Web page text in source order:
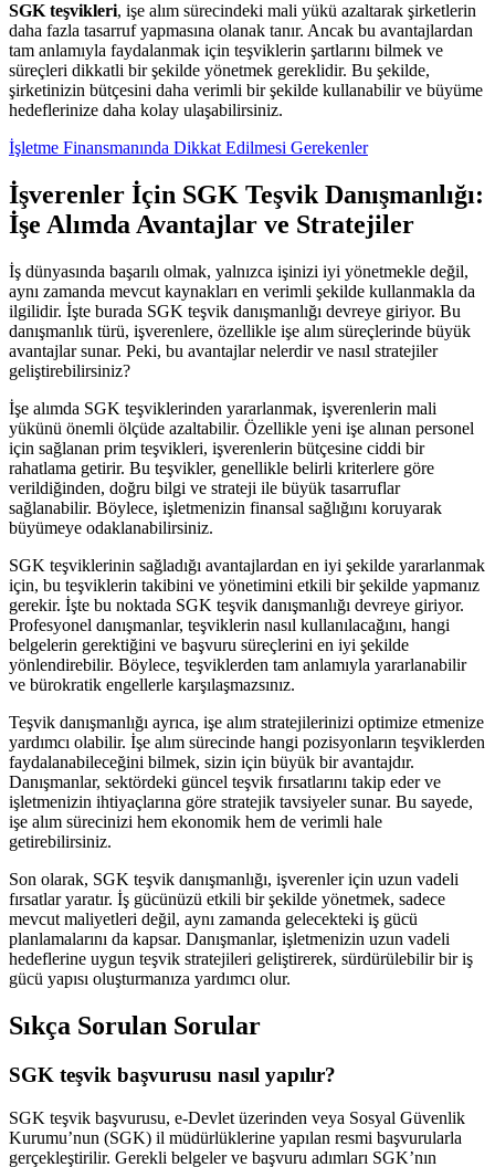
SGK teşvikleri, işe alım sürecindeki mali yükü azaltarak şirketlerin
daha fazla tasarruf yapmasına olanak tanır. Ancak bu avantajlardan
tam anlamıyla faydalanmak için teşviklerin şartlarını bilmek ve
süreçleri dikkatli bir şekilde yönetmek gereklidir. Bu şekilde,
şirketinizin bütçesini daha verimli bir şekilde kullanabilir ve büyüme
hedeflerinize daha kolay ulaşabilirsiniz.
İşletme Finansmanında Dikkat Edilmesi Gerekenler
İşverenler İçin SGK Teşvik Danışmanlığı:
İşe Alımda Avantajlar ve Stratejiler
İş dünyasında başarılı olmak, yalnızca işinizi iyi yönetmekle değil,
aynı zamanda mevcut kaynakları en verimli şekilde kullanmakla da
ilgilidir. İşte burada SGK teşvik danışmanlığı devreye giriyor. Bu
danışmanlık türü, işverenlere, özellikle işe alım süreçlerinde büyük
avantajlar sunar. Peki, bu avantajlar nelerdir ve nasıl stratejiler
geliştirebilirsiniz?
İşe alımda SGK teşviklerinden yararlanmak, işverenlerin mali
yükünü önemli ölçüde azaltabilir. Özellikle yeni işe alınan personel
için sağlanan prim teşvikleri, işverenlerin bütçesine ciddi bir
rahatlama getirir. Bu teşvikler, genellikle belirli kriterlere göre
verildiğinden, doğru bilgi ve strateji ile büyük tasarruflar
sağlanabilir. Böylece, işletmenizin finansal sağlığını koruyarak
büyümeye odaklanabilirsiniz.
SGK teşviklerinin sağladığı avantajlardan en iyi şekilde yararlanmak
için, bu teşviklerin takibini ve yönetimini etkili bir şekilde yapmanız
gerekir. İşte bu noktada SGK teşvik danışmanlığı devreye giriyor.
Profesyonel danışmanlar, teşviklerin nasıl kullanılacağını, hangi
belgelerin gerektiğini ve başvuru süreçlerini en iyi şekilde
yönlendirebilir. Böylece, teşviklerden tam anlamıyla yararlanabilir
ve bürokratik engellerle karşılaşmazsınız.
Teşvik danışmanlığı ayrıca, işe alım stratejilerinizi optimize etmenize
yardımcı olabilir. İşe alım sürecinde hangi pozisyonların teşviklerden
faydalanabileceğini bilmek, sizin için büyük bir avantajdır.
Danışmanlar, sektördeki güncel teşvik fırsatlarını takip eder ve
işletmenizin ihtiyaçlarına göre stratejik tavsiyeler sunar. Bu sayede,
işe alım sürecinizi hem ekonomik hem de verimli hale
getirebilirsiniz.
Son olarak, SGK teşvik danışmanlığı, işverenler için uzun vadeli
fırsatlar yaratır. İş gücünüzü etkili bir şekilde yönetmek, sadece
mevcut maliyetleri değil, aynı zamanda gelecekteki iş gücü
planlamalarını da kapsar. Danışmanlar, işletmenizin uzun vadeli
hedeflerine uygun teşvik stratejileri geliştirerek, sürdürülebilir bir iş
gücü yapısı oluşturmanıza yardımcı olur.
Sıkça Sorulan Sorular
SGK teşvik başvurusu nasıl yapılır?
SGK teşvik başvurusu, e-Devlet üzerinden veya Sosyal Güvenlik
Kurumu’nun (SGK) il müdürlüklerine yapılan resmi başvurularla
gerçekleştirilir. Gerekli belgeler ve başvuru adımları SGK’nın